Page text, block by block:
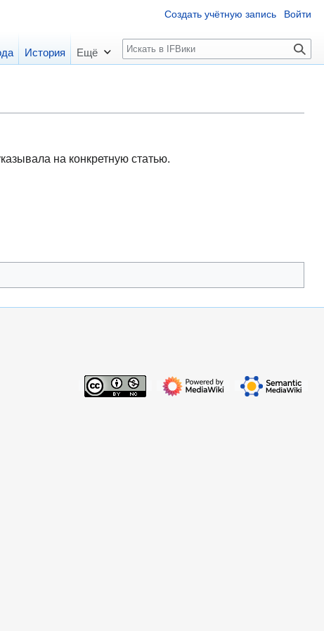
на конкретную статью.
Создать учётную запись Войти
История Ещё
П
о
к